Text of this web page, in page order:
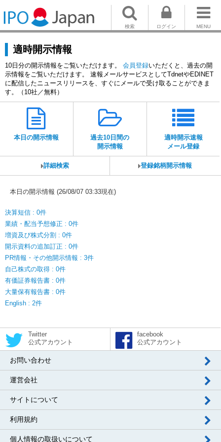
MENU
ログイン
検索
適時開示情報
10日分の開示情報をご覧いただけます。 会員登録いただくと、過去の開
示情報をご覧いただけます。 速報メールサービスとしてTdnetやEDINET
に配信したニュースリリースを、すぐにメールで受け取ることができま
す。（10社／無料）
本日の開示情報
過去10日間の
開示情報
適時開示速報
メール登録
詳細検索 登録銘柄開示情報
本日の開示情報 (26/08/07 03:33現在)
決算短信 : 0件
業績・配当予想修正 : 0件
増資及び株式分割 : 0件
開示資料の追加訂正 : 0件
PR情報・その他開示情報 : 3件
自己株式の取得 : 0件
有価証券報告書 : 0件
大量保有報告書 : 0件
English : 2件
Twitter
公式アカウント
facebook
公式アカウント
お問い合わせ
運営会社
サイトについて
利用規約
個人情報の取扱いについて